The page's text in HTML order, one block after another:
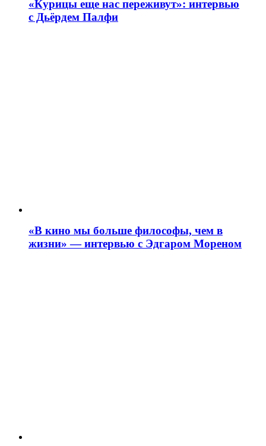
«Курицы еще нас переживут»: интервью
с Дьёрдем Палфи
«В кино мы больше философы, чем в
жизни» — интервью с Эдгаром Мореном